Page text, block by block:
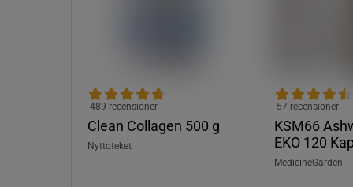
Clean Collagen 500 g
489 recensioner
Nyttoteket
KSM66
EKO 120
57 recensioner
MedicineGarden